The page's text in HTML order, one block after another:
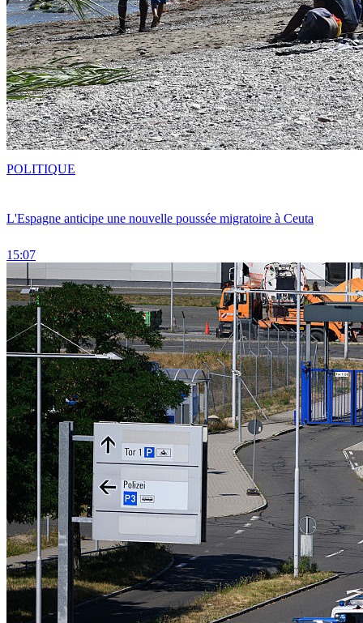
L'Espagne anticipe une nouvelle poussée migratoire à Ceuta
15:07
POLITIQUE